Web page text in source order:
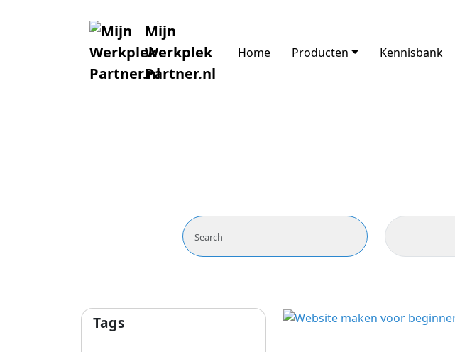
Mijn
Werkplek
Partner.nl
Home Producten Kennisbank
Tags